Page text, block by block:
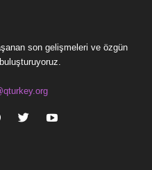
son gelişmeleri ve özgün